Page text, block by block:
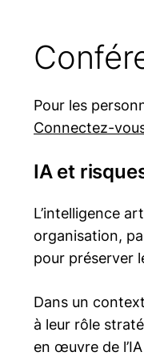
Pour les
Connectez-
IA et
L’intelligence
organisation,
pour préserver
Dans un
à leur rôle
en œuvre de